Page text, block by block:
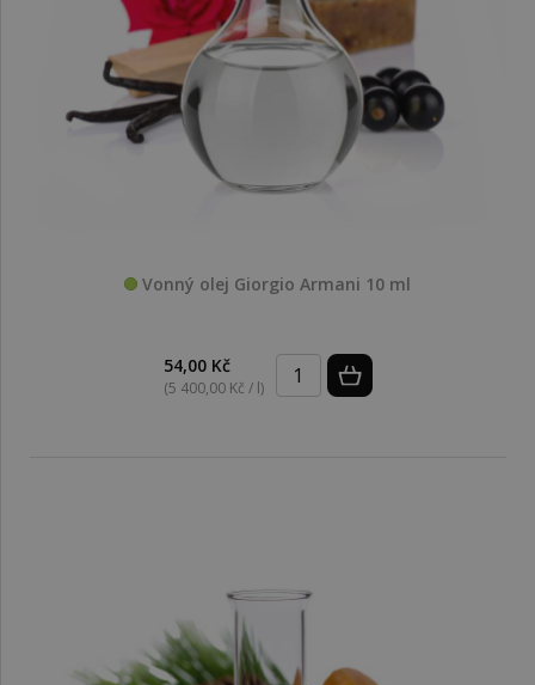
Vonný olej Giorgio Armani 10 ml
54,00 Kč
(5 400,00 Kč / l)